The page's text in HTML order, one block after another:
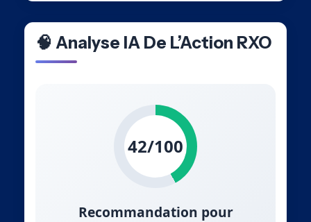
🧠 Analyse IA De L’Action RXO
42/100
Recommandation pour